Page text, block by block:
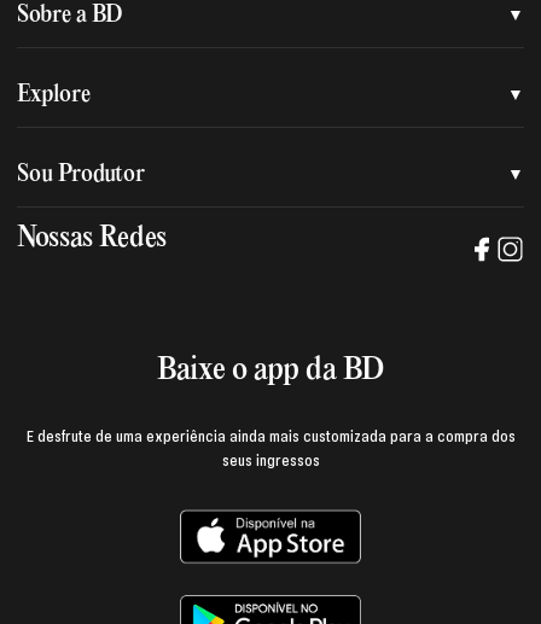
Sobre a BD
Quem somos
Política de privacidade
Explore
Assessoria de imprensa
Trabalhe na BD
Sou Produtor
Manual de mídia e da marca BD
Nossas Redes
Baixe o app da BD
E desfrute de uma experiência ainda mais customizada para a compra dos
seus ingressos